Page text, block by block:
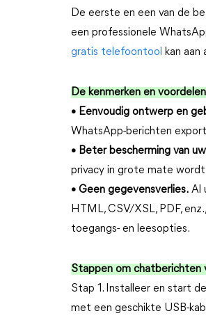
De eerste en een van de
een professionele
gratis telefoontool
kan aan
De kenmerken en voordelen
• Eenvoudig ontwerp en
WhatsApp-berichten
• Beter bescherming van
privacy in grote mate
• Geen gegevensverlies. Al
HTML, CSV/XSL, PDF,
toegangs- en leesopties.
Stappen om chatberichten
Stap 1. Installeer en start
met een geschikte USB-